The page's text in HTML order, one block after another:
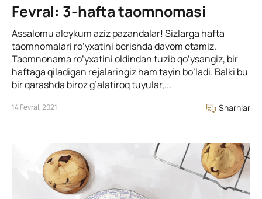
Fevral: 3-hafta taomnomasi
Assalomu aleykum aziz pazandalar! Sizlarga hafta
taomnomalari ro’yxatini berishda davom etamiz.
Taomnonama ro’yxatini oldindan tuzib qo’ysangiz, bir
haftaga qiladigan rejalaringiz ham tayin bo’ladi. Balki bu
bir qarashda biroz g’alatiroq tuyular,...
14 Fevral, 2021 Sharhlar